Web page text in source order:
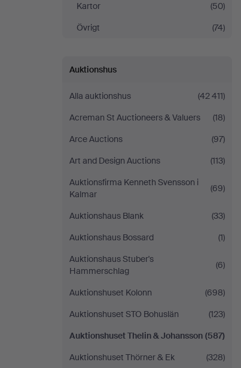
Johansson
Kartor
(50)
Övrigt
(74)
Auktionshus
Alla auktionshus
(42 411)
Acreman St Auctioneers & Valuers
(18)
Arce Auctions
(97)
Art and Design Auctions
(113)
Auktionsfirma Kenneth Svensson i
Kalmar
(69)
Auktionshaus Blank
(33)
Auktionshaus Bossard
(1)
Auktionshaus Stuber's
Hammerschlag
(6)
Auktionshuset Kolonn
(698)
Auktionshuset STO Bohuslän
(123)
Auktionshuset Thelin & Johansson (587)
Auktionshuset Thörner & Ek
(328)